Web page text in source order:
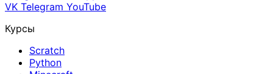
VK Telegram YouTube
Курсы
Scratch
Python